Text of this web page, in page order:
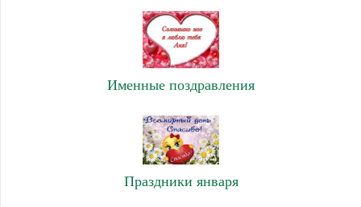
Именные поздравления
Праздники января